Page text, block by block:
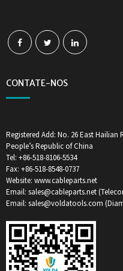
CONTATE-NOS
Registered Add: No. 26 East
People’s Republic of China
Tel: +86-518-8106-5534
Fax: +86-518-8548-0737
Website: www.cableparts.net
Email: sales@cableparts.net
Email: sales@voldatools.com